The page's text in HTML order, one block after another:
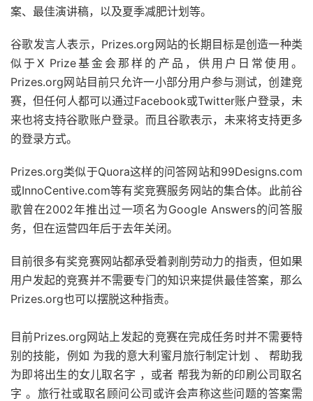
案、最佳演讲稿，以及夏季减肥计划等。
谷歌发言人表示，Prizes.org网站的长期目标是创造一种类
似于X Prize基金会那样的产品，供用户日常使用。
Prizes.org网站目前只允许一小部分用户参与测试，创建竞
赛，但任何人都可以通过Facebook或Twitter账户登录，未
来也将支持谷歌账户登录。而且谷歌表示，未来将支持更多
的登录方式。
Prizes.org类似于Quora这样的问答网站和99Designs.com
或InnoCentive.com等有奖竞赛服务网站的集合体。此前谷
歌曾在2002年推出过一项名为Google Answers的问答服
务，但在运营四年后于去年关闭。
目前很多有奖竞赛网站都承受着剥削劳动力的指责，但如果
用户发起的竞赛并不需要专门的知识来提供最佳答案，那么
Prizes.org也可以摆脱这种指责。
目前Prizes.org网站上发起的竞赛在完成任务时并不需要特
别的技能，例如 为我的意大利蜜月旅行制定计划 、 帮助我
为即将出生的女儿取名字 ，或者 帮我为新的印刷公司取名
字 。旅行社或取名顾问公司或许会声称这些问题的答案需